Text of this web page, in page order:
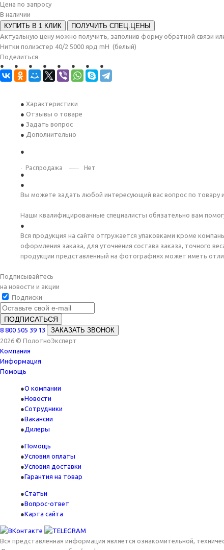
Цена по запросу
В наличии
КУПИТЬ В 1 КЛИК ПОЛУЧИТЬ СПЕЦ.ЦЕНЫ
Актуальную цену можно получить, заполнив форму обратной связи
Нитки полиэстер 40/2 5000 ярд mH (белый)
Поделиться
Характеристики
Отзывы о товаре
Задать вопрос
Дополнительно
Распродажа Нет
Вы можете задать любой интересующий вас вопрос по товару
Наши квалифицированные специалисты обязательно вам
Вся продукция на сайте отгружается упаковками кроме
оформления заказа, для уточнения состава заказа, точного
продукции представленный на фотографиях может иметь
Подписывайтесь
на новости и акции
Подписки
8 800 505 39 13 ЗАКАЗАТЬ ЗВОНОК
2026 © ПолотноЭксперт
Компания
Информация
Помощь
О компании
Новости
Сотрудники
Вакансии
Дилеры
Помощь
Условия оплаты
Условия доставки
Гарантия на товар
Статьи
Вопрос-ответ
Карта сайта
Вся представленная информация является ознакомительной,